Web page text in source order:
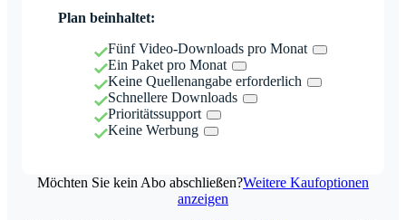
Plan beinhaltet:
Fünf Video-Downloads pro Monat
Ein Paket pro Monat
Keine Quellenangabe erforderlich
Schnellere Downloads
Prioritätssupport
Keine Werbung
Möchten Sie kein Abo abschließen?Weitere Kaufoptionen
anzeigen